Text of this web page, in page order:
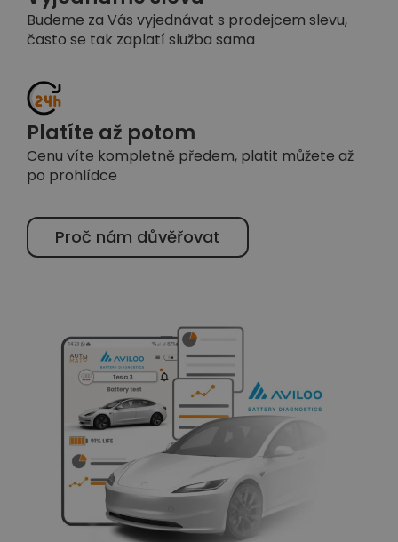
Budeme za Vás vyjednávat s prodejcem slevu,
často se tak zaplatí služba sama
Platíte až potom
Cenu víte kompletně předem, platit můžete až
po prohlídce
Proč nám důvěřovat